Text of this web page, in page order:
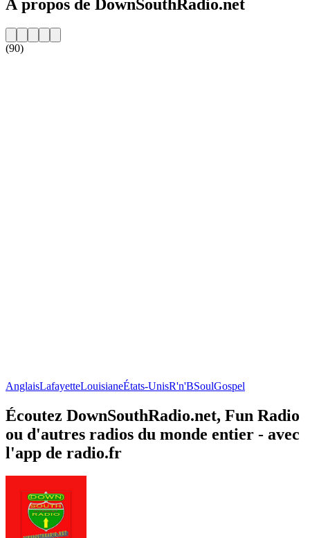
À propos de DownSouthRadio.net
(90)
AnglaisLafayetteLouisianeÉtats-UnisR'n'BSoulGospel
Écoutez DownSouthRadio.net, Fun Radio
ou d'autres radios du monde entier - avec
l'app de radio.fr